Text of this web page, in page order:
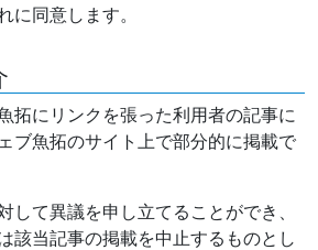
に同意します。
拓にリンクを張った利用者の記事に
ブ魚拓のサイト上で部分的に掲載で
して異議を申し立てることができ、
該当記事の掲載を中止するものとし